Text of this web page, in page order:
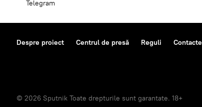
Telegram
Despre proiect Centrul de presă Reguli Contacte
© 2026 Sputnik Toate drepturile sunt garantate. 18+